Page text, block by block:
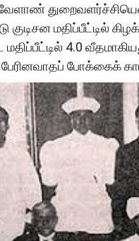
வேளாண்
மதிப்பீட்டில்
மதிப்பீட்டில் 4.0
போக்கைக்